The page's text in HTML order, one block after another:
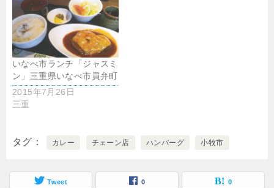
いなべ市ランチ「ジャスミ
ン」三重県いなべ市員弁町
2015年7月26日
三重
タグ カレー チェーン店 ハンバーグ 小牧市
Tweet 0 0